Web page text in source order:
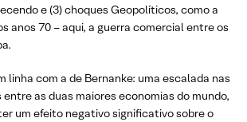
e (3) choques Geopolíticos, como a
anos 70 – aqui, a guerra comercial entre os
linha com a de Bernanke: uma escalada nas
as duas maiores economias do mundo,
um efeito negativo significativo sobre o